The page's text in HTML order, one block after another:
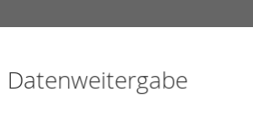
MARS-
Datenweitergabe